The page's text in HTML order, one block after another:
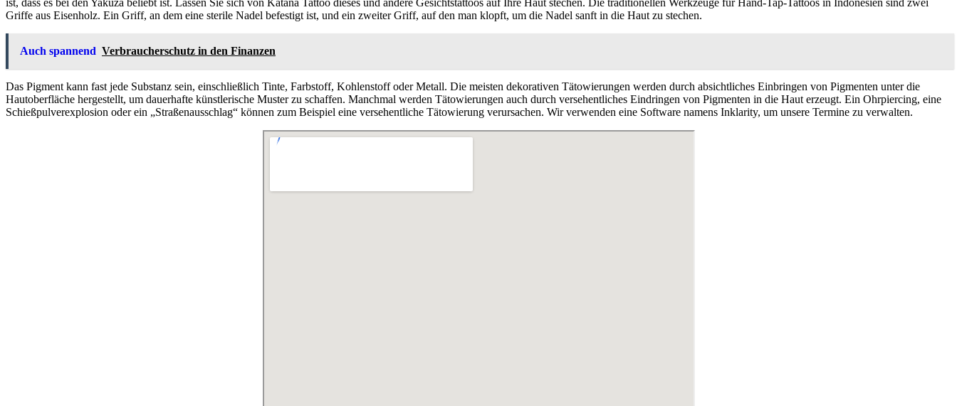
Griffe aus Eisenholz. Ein Griff, an dem eine sterile Nadel befestigt ist, und ein zweiter Griff, auf den man klopft, um die Nadel sanft in die Haut zu stechen.
Auch spannend Verbraucherschutz in den Finanzen
Das Pigment kann fast jede Substanz sein, einschließlich Tinte, Farbstoff, Kohlenstoff oder Metall. Die meisten dekorativen Tätowierungen werden durch absichtliches Einbringen von Pigmenten unter die
Hautoberfläche hergestellt, um dauerhafte künstlerische Muster zu schaffen. Manchmal werden Tätowierungen auch durch versehentliches Eindringen von Pigmenten in die Haut erzeugt. Ein Ohrpiercing, eine
Schießpulverexplosion oder ein „Straßenausschlag“ können zum Beispiel eine versehentliche Tätowierung verursachen. Wir verwenden eine Software namens Inklarity, um unsere Termine zu verwalten.